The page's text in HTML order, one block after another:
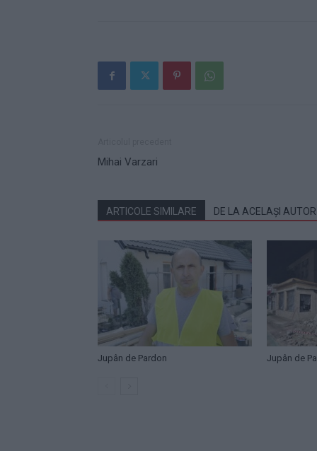
Mihai Varzari
ARTICOLE SIMILARE DE LA ACELAȘI AUTOR
Jupân de Pardon Jupân de